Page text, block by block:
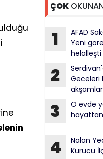
ÇOK
1
AFAD
Yeni
helalleşti
2
Geceleri
3
O evde
hayattan
4
Nalan
Kurucu